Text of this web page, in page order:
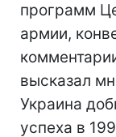
программ
армии,
высказал
Украина
успеха в